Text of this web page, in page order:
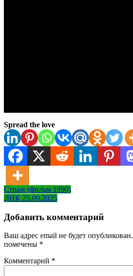
Spread the love
Навигация
по
записям
Страж (фильм 1990)
ДНК 25.09.2025
Добавить комментарий
Ваш адрес email не будет опубликован.
помечены *
Комментарий *